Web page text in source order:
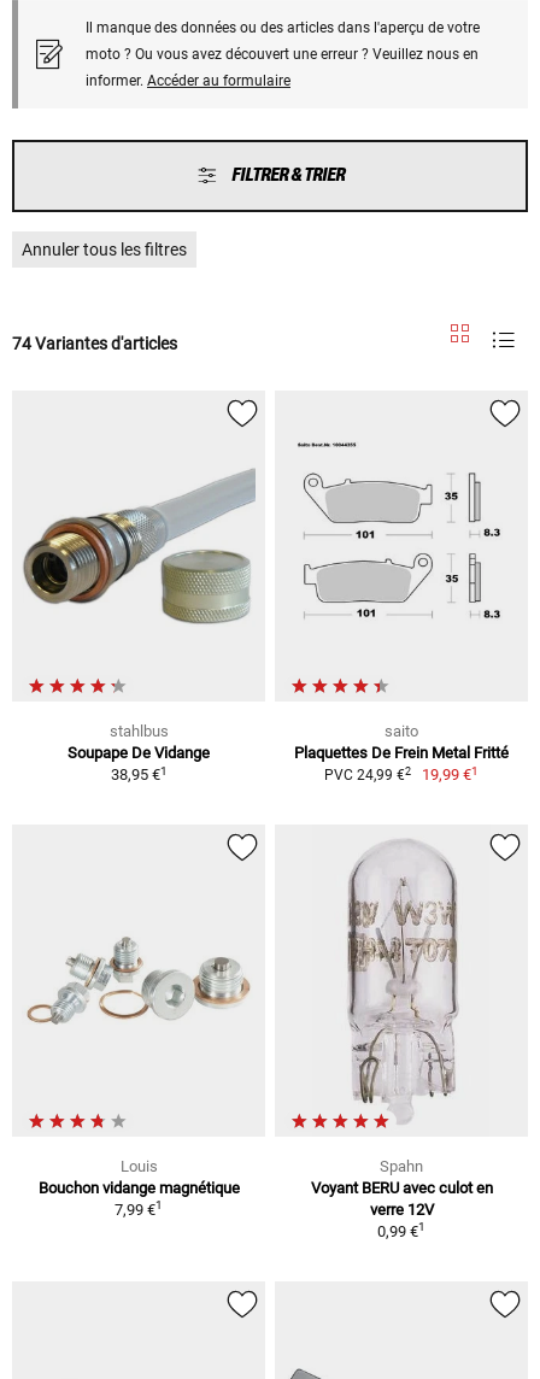
Il manque des données ou des articles dans l'aperçu de votre
moto ? Ou vous avez découvert une erreur ? Veuillez nous en
informer. Accéder au formulaire
FILTRER & TRIER
Annuler tous les filtres
74 Variantes d'articles
stahlbus
Soupape De Vidange
38,95 €1
saito
Plaquettes De Frein Metal Fritté
PVC 24,99 €2 19,99 €1
Louis
Bouchon vidange magnétique
7,99 €1
Spahn
Voyant BERU avec culot en
verre 12V
0,99 €1